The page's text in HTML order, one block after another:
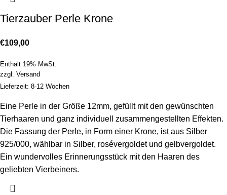
Tierzauber Perle Krone
€109,00
Enthält 19% MwSt.
zzgl. Versand
Lieferzeit: 8-12 Wochen
Eine Perle in der Größe 12mm, gefüllt mit den gewünschten
Tierhaaren und ganz individuell zusammengestellten Effekten.
Die Fassung der Perle, in Form einer Krone, ist aus Silber
925/000, wählbar in Silber, rosévergoldet und gelbvergoldet.
Ein wundervolles Erinnerungsstück mit den Haaren des
geliebten Vierbeiners.